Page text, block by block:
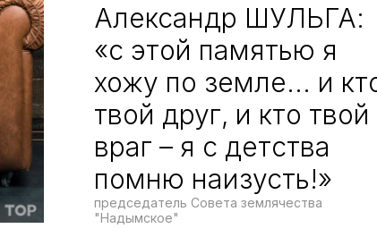
Александр ШУЛЬГА:
«с этой памятью я
хожу по земле... и
твой друг, и кто твой
враг – я с детства
помню наизусть!»
председатель Совета землячества
"Надымское"